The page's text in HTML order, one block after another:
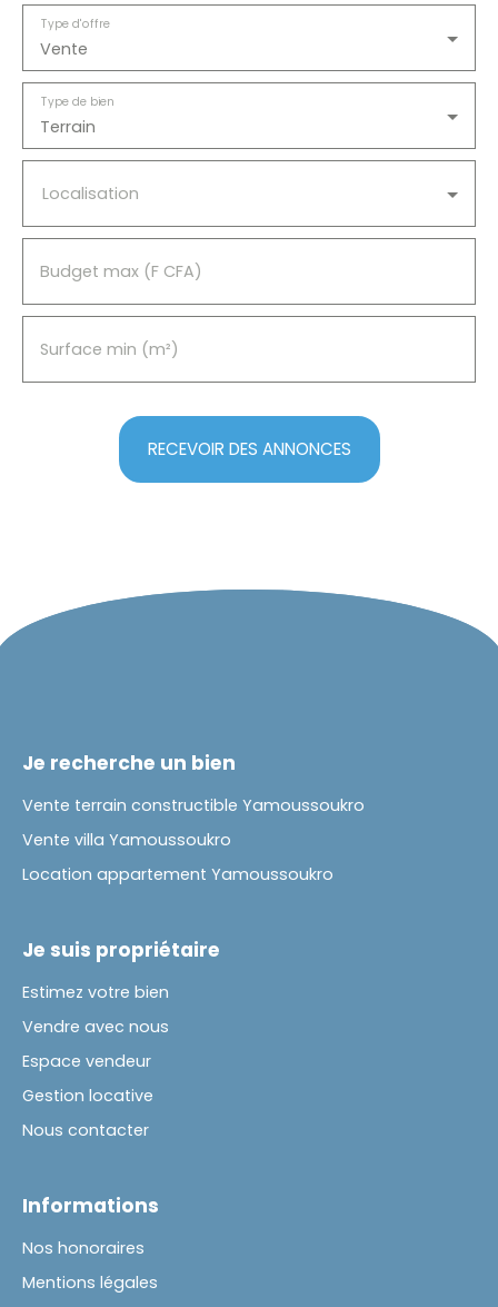
cette opportunité unique de posséder un terrain
constructible dans un emplacement privilégié à
seulement 2. 500. 000 FCFA . Contactez nous dès
aujourd'hui pour plus d'informations et pour
organiser une visite.
Vente
Type d'offre
Terrain
Type de bien
Localisation
Budget max (F CFA)
Surface min (m²)
RECEVOIR DES ANNONCES
Je recherche un bien
Vente terrain constructible Yamoussoukro
Vente villa Yamoussoukro
Location appartement Yamoussoukro
Je suis propriétaire
Estimez votre bien
Vendre avec nous
Espace vendeur
Gestion locative
Nous contacter
Informations
Nos honoraires
Mentions légales